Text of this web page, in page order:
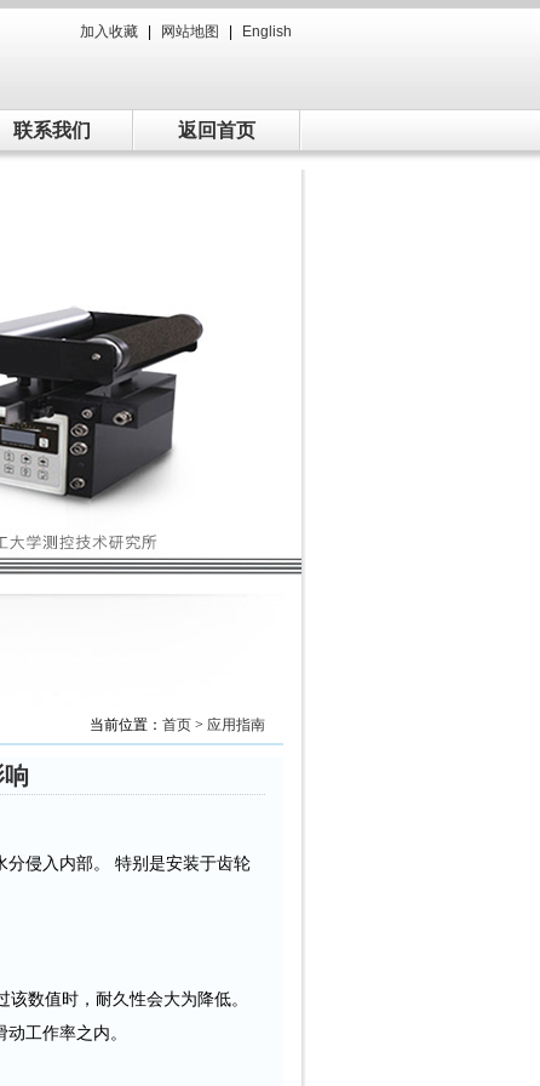
加入收藏 网站地图 English
联系我们 返回首页
当前位置： 首页 > 应用指南
侵入内部。 特别是安装于齿轮
该数值时，耐久性会大为降低。
工作率之内。